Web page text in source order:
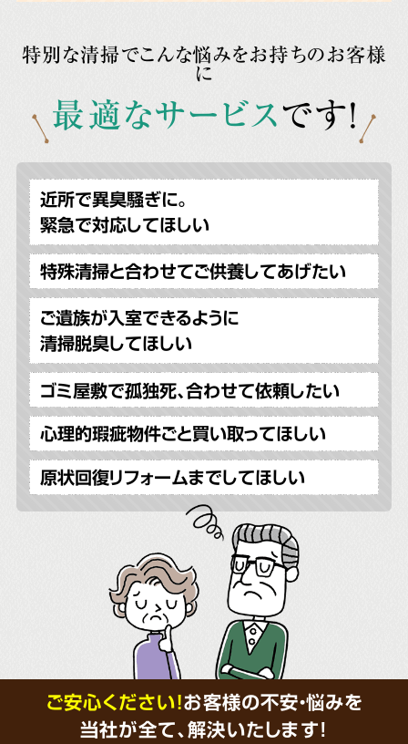
特別な清掃でこんな悩みをお持ちのお客様
に
最適なサービスです!
近所で異臭騒ぎに。
緊急で対応してほしい
特殊清掃と合わせてご供養してあげたい
ご遺族が入室できるように
清掃脱臭してほしい
ゴミ屋敷で孤独死、合わせて依頼したい
心理的瑕疵物件ごと買い取ってほしい
原状回復リフォームまでしてほしい
ご安心ください！お客様の不安・悩みを
当社が全て、解決いたします!